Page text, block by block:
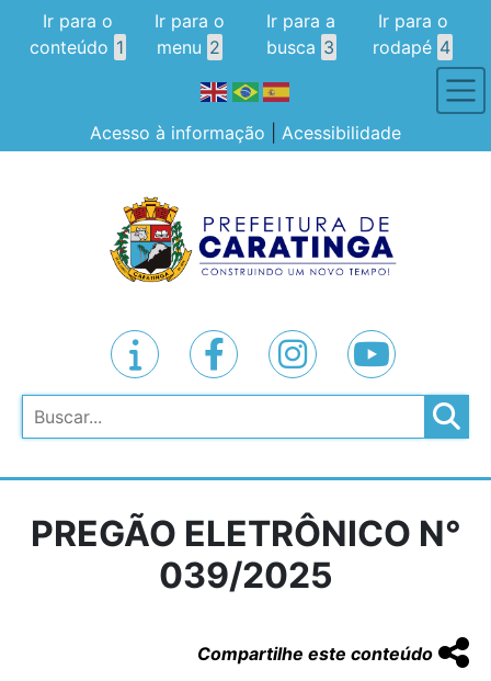
Ir para o
conteúdo 1
Ir para o
menu 2
Ir para a
busca 3
Ir para o
rodapé 4
Acesso à informação Acessibilidade
Pesquisar
PREGÃO ELETRÔNICO N°
039/2025
Compartilhe este conteúdo